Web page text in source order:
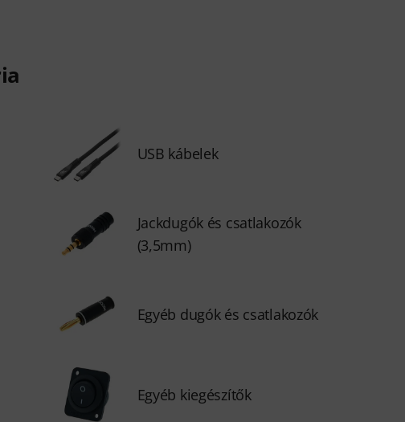
USB kábelek
Jackdugók és csatlakozók
(3,5mm)
Egyéb dugók és csatlakozók
Egyéb kiegészítők